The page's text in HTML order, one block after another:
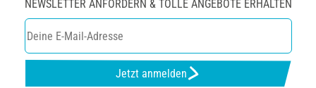
NEWSLETTER ANFORDERN & TOLLE ANGEBOTE ERHALTEN
Jetzt anmelden